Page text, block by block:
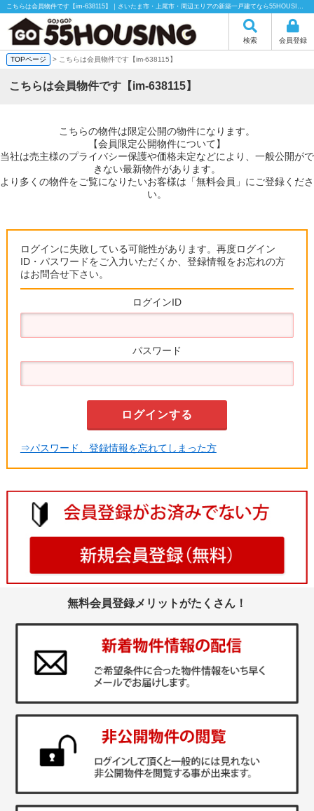
こちらは会員物件です【im-638115】｜さいたま市・上尾市・周辺エリアの新築一戸建てなら55HOUSING（55ハウジング）にお任せください！
検索 会員登録
TOPページ > こちらは会員物件です【im-638115】
こちらは会員物件です【im-638115】
こちらの物件は限定公開の物件になります。
【会員限定公開物件について】
当社は売主様のプライバシー保護や価格未定などにより、一般公開がで
きない最新物件があります。
より多くの物件をご覧になりたいお客様は「無料会員」にご登録くださ
い。
ログインに失敗している可能性があります。再度ログイン
ID・パスワードをご入力いただくか、登録情報をお忘れの方
はお問合せ下さい。
ログインID
パスワード
⇒パスワード、登録情報を忘れてしまった方
無料会員登録メリットがたくさん！